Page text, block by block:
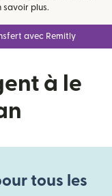
dans une nouvelle fenêtre)
savoir plus.
avec Remitly
à le
tous les